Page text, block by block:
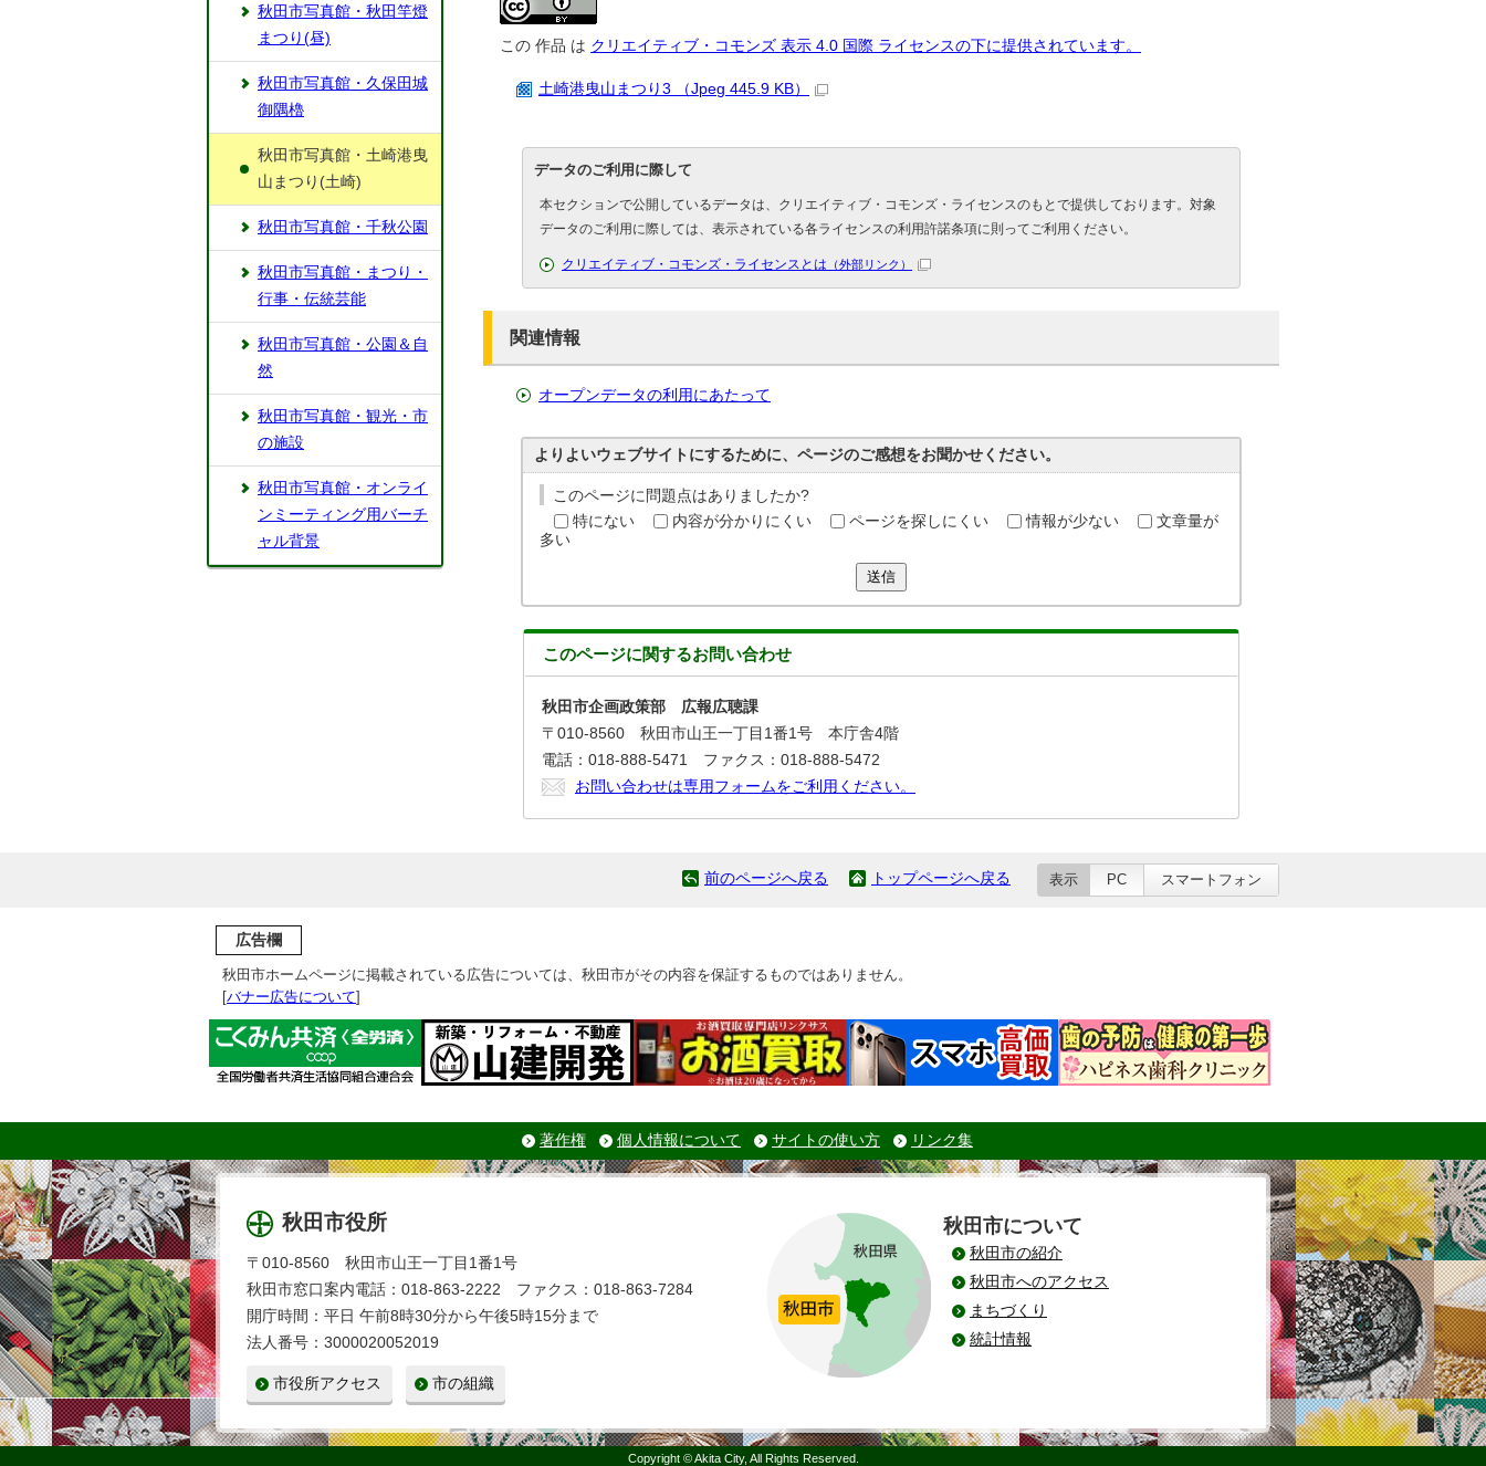
この 作品 は クリエイティブ・コモンズ 表示 4.0 国際 ライセンスの下に提供されています。
土崎港曳山まつり3 （Jpeg 445.9 KB）
データのご利用に際して
本セクションで公開しているデータは、クリエイティブ・コモンズ・ライセンスのもとで提供しております。対象
データのご利用に際しては、表示されている各ライセンスの利用許諾条項に則ってご利用ください。
クリエイティブ・コモンズ・ライセンスとは （外部リンク）
関連情報
オープンデータの利用にあたって
よりよいウェブサイトにするために、ページのご感想をお聞かせください。
このページに問題点はありましたか?
特にない
内容が分かりにくい ページを探しにくい 情報が少ない
文章量が
多い
送信
このページに関するお問い合わせ
秋田市企画政策部 広報広聴課
〒010-8560 秋田市山王一丁目1番1号 本庁舎4階
電話：018-888-5471 ファクス：018-888-5472
お問い合わせは専用フォームをご利用ください。
秋田市写真館・秋田竿燈
まつり(昼)
秋田市写真館・久保田城
御隅櫓
秋田市写真館・土崎港曳
山まつり(土崎)
秋田市写真館・千秋公園
秋田市写真館・まつり・
行事・伝統芸能
秋田市写真館・公園＆自
然
秋田市写真館・観光・市
の施設
秋田市写真館・オンライ
ンミーティング用バーチ
ャル背景
前のページへ戻る トップページへ戻る 表示 PC スマートフォン
広告欄
秋田市ホームページに掲載されている広告については、秋田市がその内容を保証するものではありません。
[バナー広告について]
著作権 個人情報について サイトの使い方 リンク集
秋田市役所
〒010-8560 秋田市山王一丁目1番1号
秋田市窓口案内電話：018-863-2222 ファクス：018-863-7284
開庁時間：平日 午前8時30分から午後5時15分まで
法人番号：3000020052019
市役所アクセス 市の組織
秋田市について
秋田市の紹介
秋田市へのアクセス
まちづくり
統計情報
Copyright © Akita City, All Rights Reserved.